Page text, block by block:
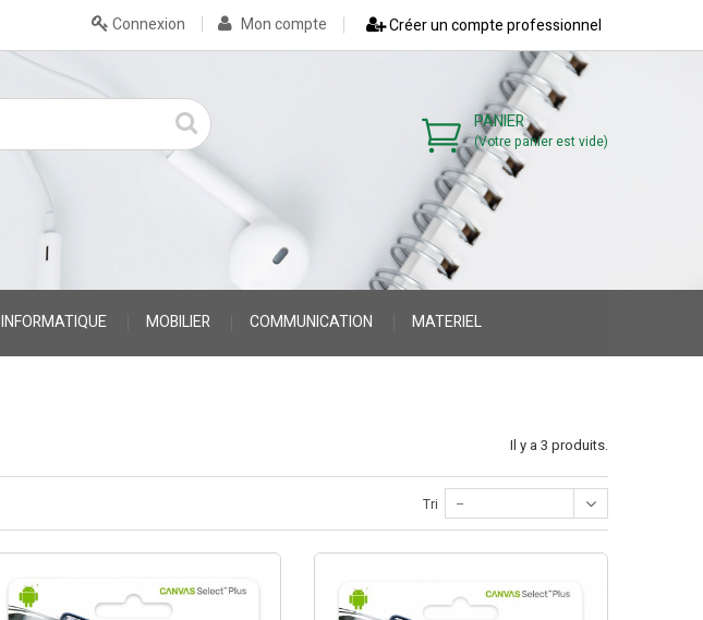
Créer un compte professionnel
Mon compte
Connexion
PANIER
(Votre panier est vide)
INFORMATIQUE MOBILIER COMMUNICATION MATERIEL
Il y a 3 produits.
Tri --